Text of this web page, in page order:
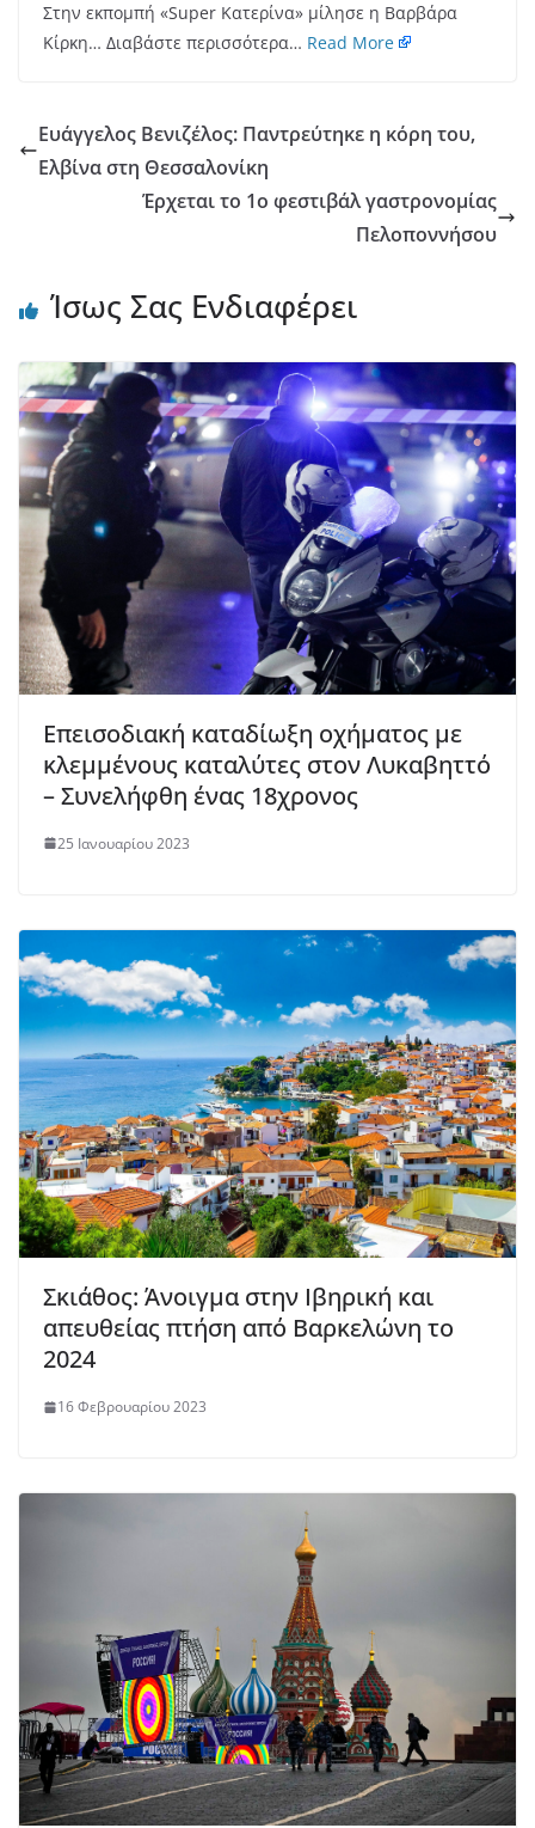
Στην εκπομπή «Super Κατερίνα» μίλησε η Βαρβάρα
Κίρκη… Διαβάστε περισσότερα… Read More
Ευάγγελος Βενιζέλος: Παντρεύτηκε η κόρη του,
Ελβίνα στη Θεσσαλονίκη
Έρχεται το 1ο φεστιβάλ γαστρονομίας
Πελοποννήσου
Ίσως Σας Ενδιαφέρει
Επεισοδιακή καταδίωξη οχήματος με
κλεμμένους καταλύτες στον Λυκαβηττό
– Συνελήφθη ένας 18χρονος
25 Ιανουαρίου 2023
Σκιάθος: Άνοιγμα στην Ιβηρική και
απευθείας πτήση από Βαρκελώνη το
2024
16 Φεβρουαρίου 2023